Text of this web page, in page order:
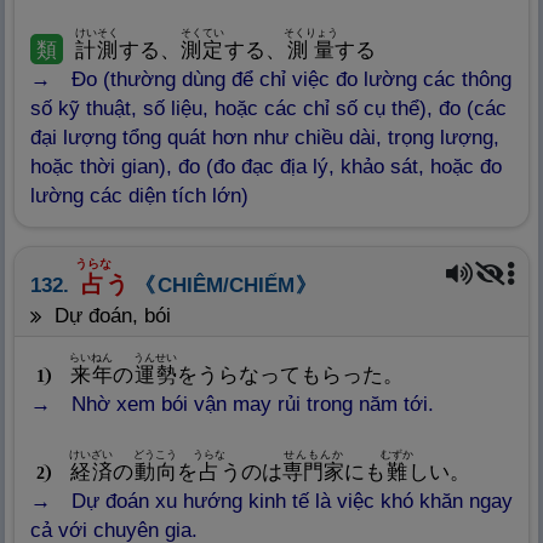
đạc, ước tính
類 計測
けいそく
する、 測 定
そくてい
する、 測 量
Nghĩa: Sức chứa, số lượng, đo
đạc, ước tính
そくりょう
する
Đo (thường dùng để chỉ việc đo lường các thông
số kỹ thuật, số liệu, hoặc các chỉ số cụ thể), đo (các
đại lượng tổng quát hơn như chiều dài, trọng lượng,
hoặc thời gian), đo (đo đạc địa lý, khảo sát, hoặc đo
lường các diện tích lớn)
132.
占
toán
うらな
う
CHIÊM/CHIẾM
dự đoán, bói
1 来年
らいねん
の運勢
うんせい
をうらなってもらった。
Nhờ xem bói vận may rủi trong năm tới.
2 経済
けいざい
の動
Nghĩa: Động đậy, cử động, hoạt
向
Nghĩa: Ngoảnh về, hướng về,
どうこう
を 占
うらな
うのは専門 家
せんもんか
にも 難
むずか
しい。
Dự đoán xu hướng kinh tế là việc khó khăn ngay
cả với chuyên gia.